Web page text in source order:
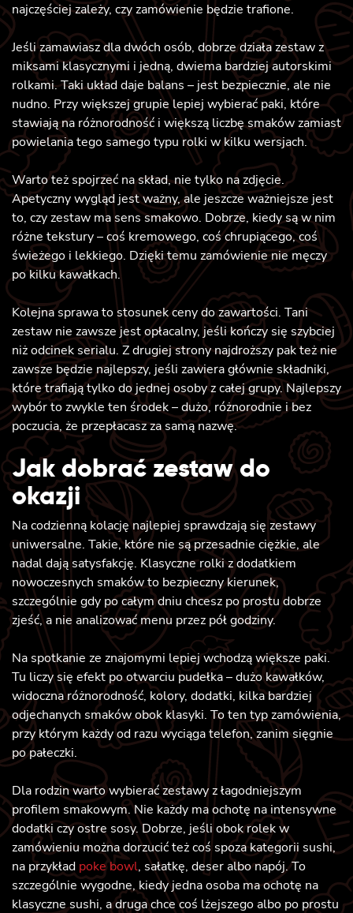
najczęściej zależy, czy zamówienie będzie trafione.
Jeśli zamawiasz dla dwóch osób, dobrze działa zestaw z
miksami klasycznymi i jedną, dwiema bardziej autorskimi
rolkami. Taki układ daje balans – jest bezpiecznie, ale nie
nudno. Przy większej grupie lepiej wybierać paki, które
stawiają na różnorodność i większą liczbę smaków zamiast
powielania tego samego typu rolki w kilku wersjach.
Warto też spojrzeć na skład, nie tylko na zdjęcie.
Apetyczny wygląd jest ważny, ale jeszcze ważniejsze jest
to, czy zestaw ma sens smakowo. Dobrze, kiedy są w nim
różne tekstury – coś kremowego, coś chrupiącego, coś
świeżego i lekkiego. Dzięki temu zamówienie nie męczy
po kilku kawałkach.
Kolejna sprawa to stosunek ceny do zawartości. Tani
zestaw nie zawsze jest opłacalny, jeśli kończy się szybciej
niż odcinek serialu. Z drugiej strony najdroższy pak też nie
zawsze będzie najlepszy, jeśli zawiera głównie składniki,
które trafiają tylko do jednej osoby z całej grupy. Najlepszy
wybór to zwykle ten środek – dużo, różnorodnie i bez
poczucia, że przepłacasz za samą nazwę.
Jak dobrać zestaw do
okazji
Na codzienną kolację najlepiej sprawdzają się zestawy
uniwersalne. Takie, które nie są przesadnie ciężkie, ale
nadal dają satysfakcję. Klasyczne rolki z dodatkiem
nowoczesnych smaków to bezpieczny kierunek,
szczególnie gdy po całym dniu chcesz po prostu dobrze
zjeść, a nie analizować menu przez pół godziny.
Na spotkanie ze znajomymi lepiej wchodzą większe paki.
Tu liczy się efekt po otwarciu pudełka – dużo kawałków,
widoczna różnorodność, kolory, dodatki, kilka bardziej
odjechanych smaków obok klasyki. To ten typ zamówienia,
przy którym każdy od razu wyciąga telefon, zanim sięgnie
po pałeczki.
Dla rodzin warto wybierać zestawy z łagodniejszym
profilem smakowym. Nie każdy ma ochotę na intensywne
dodatki czy ostre sosy. Dobrze, jeśli obok rolek w
zamówieniu można dorzucić też coś spoza kategorii sushi,
na przykład poke bowl, sałatkę, deser albo napój. To
szczególnie wygodne, kiedy jedna osoba ma ochotę na
klasyczne sushi, a druga chce coś lżejszego albo po prostu